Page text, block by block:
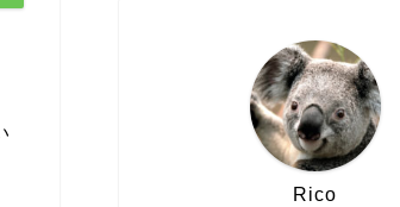
Rico